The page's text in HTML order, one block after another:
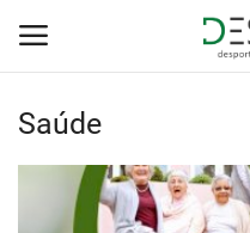
Login
Saúde